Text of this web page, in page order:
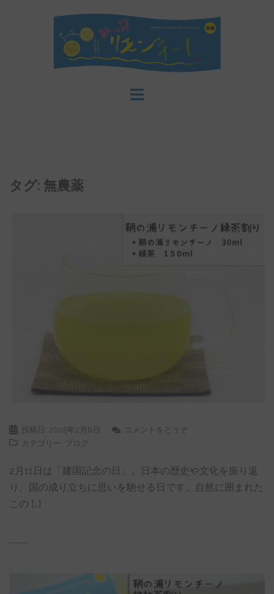
タグ: 無農薬
投稿日: 2025年2月8日
コメントをどうぞ
カテゴリー:
ブログ
2月11日は「建国記念の日」。日本の歴史や文化を振り返
り、国の成り立ちに思いを馳せる日です。自然に囲まれた
この […]